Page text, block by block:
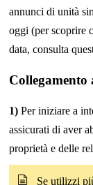
annunci di unità
oggi (per scoprire
data, consulta
Collegamento
1) Per iniziare a
assicurati di aver
proprietà e delle
Se utilizzi